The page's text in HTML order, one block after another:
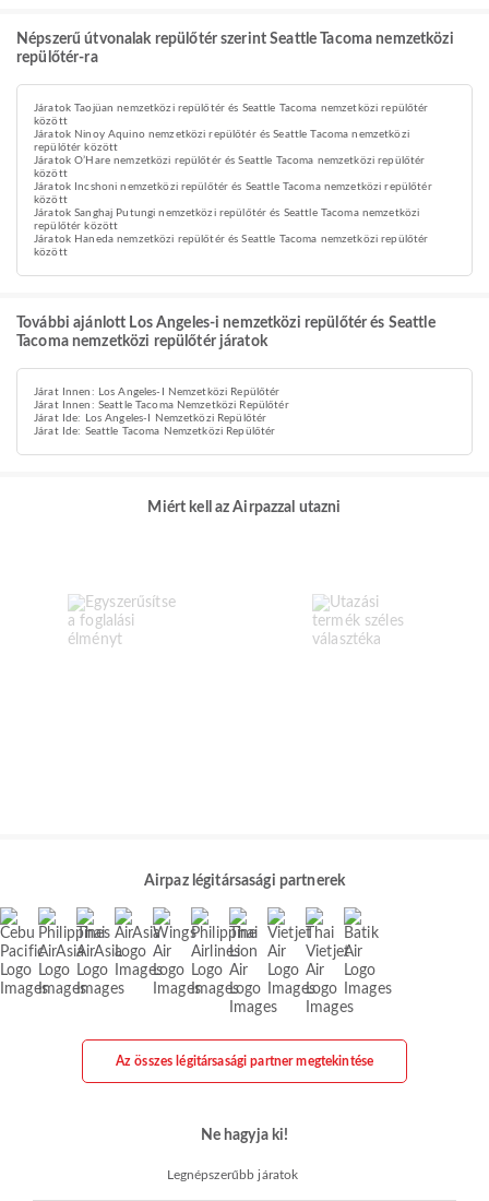
Népszerű útvonalak repülőtér szerint Seattle Tacoma nemzetközi
repülőtér-ra
Járatok Taojüan nemzetközi repülőtér és Seattle Tacoma nemzetközi repülőtér
között
Járatok Ninoy Aquino nemzetközi repülőtér és Seattle Tacoma nemzetközi
repülőtér között
Járatok O’Hare nemzetközi repülőtér és Seattle Tacoma nemzetközi repülőtér
között
Járatok Incshoni nemzetközi repülőtér és Seattle Tacoma nemzetközi repülőtér
között
Járatok Sanghaj Putungi nemzetközi repülőtér és Seattle Tacoma nemzetközi
repülőtér között
Járatok Haneda nemzetközi repülőtér és Seattle Tacoma nemzetközi repülőtér
között
További ajánlott Los Angeles-i nemzetközi repülőtér és Seattle
Tacoma nemzetközi repülőtér járatok
Járat Innen: Los Angeles-I Nemzetközi Repülőtér
Járat Innen: Seattle Tacoma Nemzetközi Repülőtér
Járat Ide: Los Angeles-I Nemzetközi Repülőtér
Járat Ide: Seattle Tacoma Nemzetközi Repülőtér
Miért kell az Airpazzal utazni
Airpaz légitársasági partnerek
Az összes légitársasági partner megtekintése
Ne hagyja ki!
Legnépszerűbb járatok